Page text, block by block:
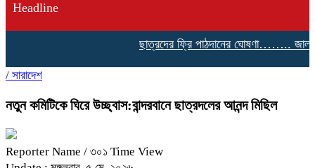
Headline
ছাত্রদের ফ্রি পাঠদানের ঘোষণা……..
/ সারাদেশ
নতুন কমিটিকে ঘিরে উচ্ছ্বাস:বান্দরবানে ছাত্রদলের আনন্দ মিছিল
Reporter Name / ৩০১ Time View